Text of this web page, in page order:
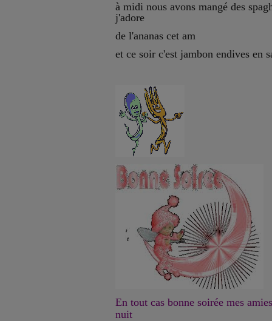
à midi nous avons mangé des
j'adore
de l'ananas cet am
et ce soir c'est jambon endives en
En tout cas bonne soirée mes
nuit